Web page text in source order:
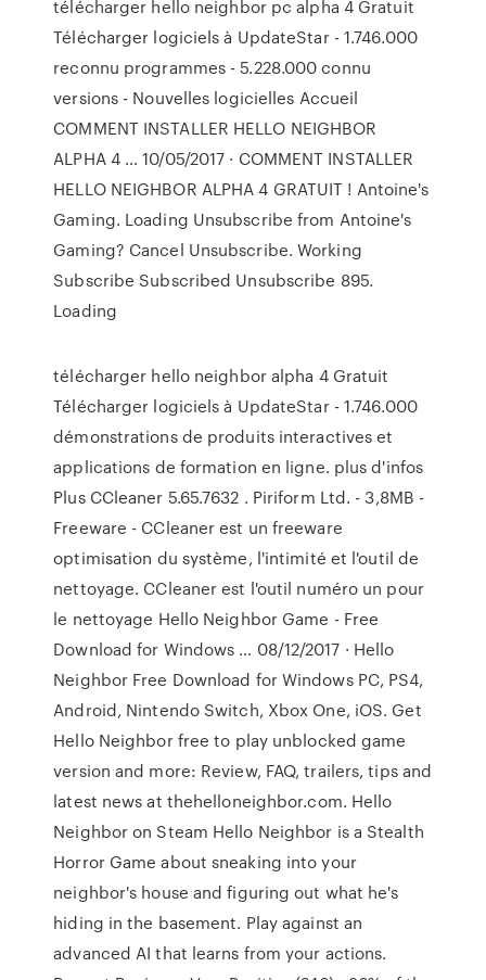
télécharger hello neighbor pc alpha 4 Gratuit
Télécharger logiciels à UpdateStar - 1.746.000
reconnu programmes - 5.228.000 connu
versions - Nouvelles logicielles Accueil
COMMENT INSTALLER HELLO NEIGHBOR
ALPHA 4 … 10/05/2017 · COMMENT INSTALLER
HELLO NEIGHBOR ALPHA 4 GRATUIT ! Antoine's
Gaming. Loading Unsubscribe from Antoine's
Gaming? Cancel Unsubscribe. Working
Subscribe Subscribed Unsubscribe 895.
Loading
télécharger hello neighbor alpha 4 Gratuit
Télécharger logiciels à UpdateStar - 1.746.000
démonstrations de produits interactives et
applications de formation en ligne. plus d'infos
Plus CCleaner 5.65.7632 . Piriform Ltd. - 3,8MB -
Freeware - CCleaner est un freeware
optimisation du système, l'intimité et l'outil de
nettoyage. CCleaner est l'outil numéro un pour
le nettoyage Hello Neighbor Game - Free
Download for Windows … 08/12/2017 · Hello
Neighbor Free Download for Windows PC, PS4,
Android, Nintendo Switch, Xbox One, iOS. Get
Hello Neighbor free to play unblocked game
version and more: Review, FAQ, trailers, tips and
latest news at thehelloneighbor.com. Hello
Neighbor on Steam Hello Neighbor is a Stealth
Horror Game about sneaking into your
neighbor's house and figuring out what he's
hiding in the basement. Play against an
advanced AI that learns from your actions.